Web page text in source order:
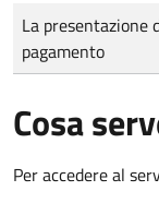
Tipo di pagamento
Importo
La presentazione
pagamento
Cosa
Per accedere al